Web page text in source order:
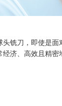
铣刀，即使是面
济、高效且精密